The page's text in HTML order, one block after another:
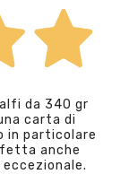
da 340 gr
carta di
in particolare
anche